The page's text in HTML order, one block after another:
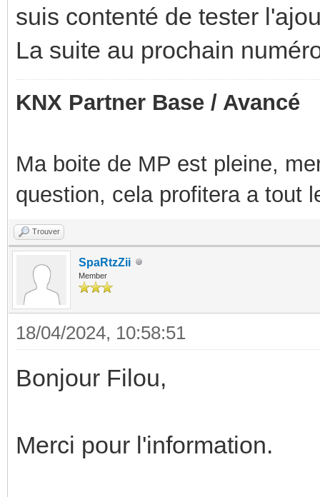
suis contenté de tester
La suite au prochain
KNX Partner Base / Avancé
Ma boite de MP est pleine,
question, cela profitera a tout
Trouver
SpaRtzZii
Member
18/04/2024, 10:58:51
Bonjour Filou,
Merci pour l'information.